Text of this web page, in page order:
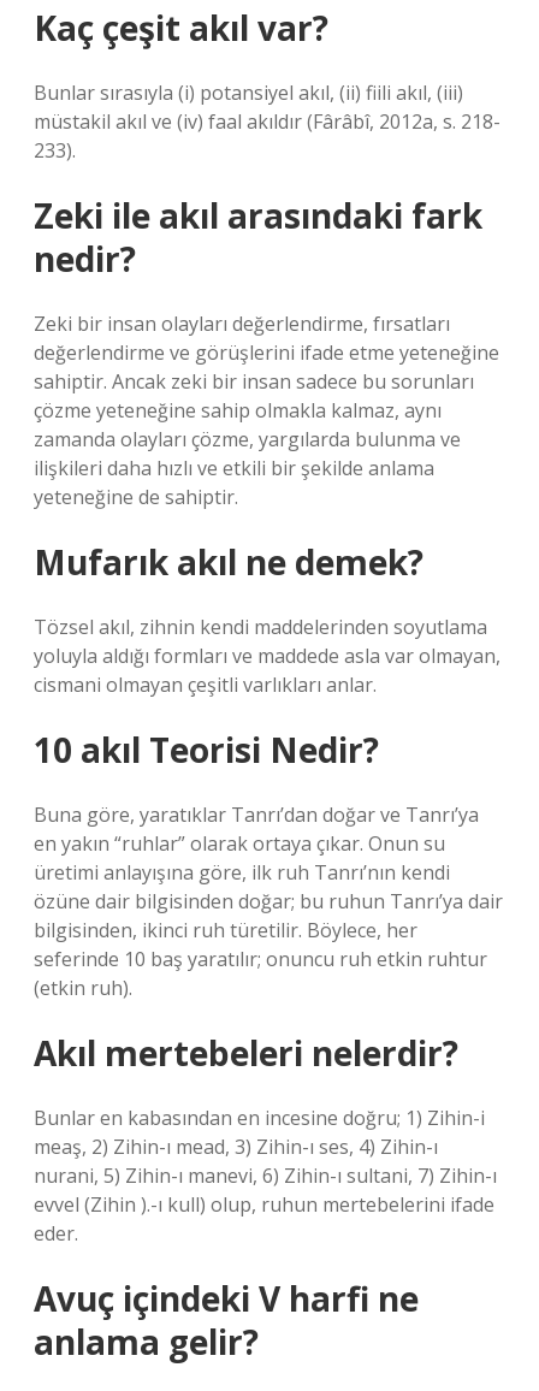
Kaç çeşit akıl var?
Bunlar sırasıyla (i) potansiyel akıl, (ii) fiili akıl, (iii)
müstakil akıl ve (iv) faal akıldır (Fârâbî, 2012a, s. 218-
233).
Zeki ile akıl arasındaki fark
nedir?
Zeki bir insan olayları değerlendirme, fırsatları
değerlendirme ve görüşlerini ifade etme yeteneğine
sahiptir. Ancak zeki bir insan sadece bu sorunları
çözme yeteneğine sahip olmakla kalmaz, aynı
zamanda olayları çözme, yargılarda bulunma ve
ilişkileri daha hızlı ve etkili bir şekilde anlama
yeteneğine de sahiptir.
Mufarık akıl ne demek?
Tözsel akıl, zihnin kendi maddelerinden soyutlama
yoluyla aldığı formları ve maddede asla var olmayan,
cismani olmayan çeşitli varlıkları anlar.
10 akıl Teorisi Nedir?
Buna göre, yaratıklar Tanrı’dan doğar ve Tanrı’ya
en yakın “ruhlar” olarak ortaya çıkar. Onun su
üretimi anlayışına göre, ilk ruh Tanrı’nın kendi
özüne dair bilgisinden doğar; bu ruhun Tanrı’ya dair
bilgisinden, ikinci ruh türetilir. Böylece, her
seferinde 10 baş yaratılır; onuncu ruh etkin ruhtur
(etkin ruh).
Akıl mertebeleri nelerdir?
Bunlar en kabasından en incesine doğru; 1) Zihin-i
meaş, 2) Zihin-ı mead, 3) Zihin-ı ses, 4) Zihin-ı
nurani, 5) Zihin-ı manevi, 6) Zihin-ı sultani, 7) Zihin-ı
evvel (Zihin ).-ı kull) olup, ruhun mertebelerini ifade
eder.
Avuç içindeki V harfi ne
anlama gelir?